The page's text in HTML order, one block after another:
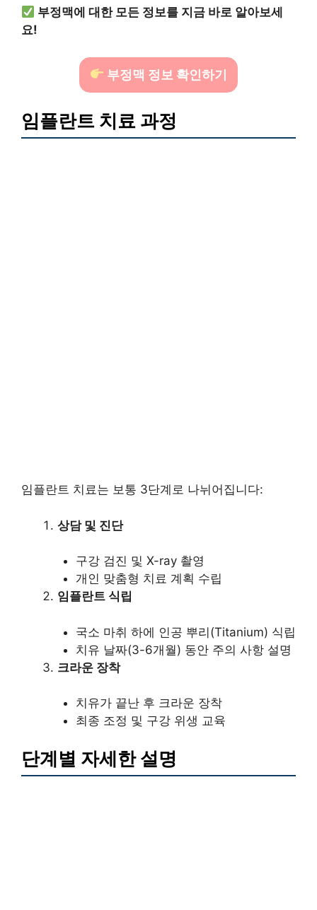
부정맥에 대한 모든 정보를 지금 바로 알아보세
요!
부정맥 정보 확인하기
임플란트 치료 과정
임플란트 치료는 보통 3단계로 나뉘어집니다:
상담 및 진단
구강 검진 및 X-ray 촬영
개인 맞춤형 치료 계획 수립
임플란트 식립
국소 마취 하에 인공 뿌리(Titanium) 식립
치유 날짜(3-6개월) 동안 주의 사항 설명
크라운 장착
치유가 끝난 후 크라운 장착
최종 조정 및 구강 위생 교육
단계별 자세한 설명